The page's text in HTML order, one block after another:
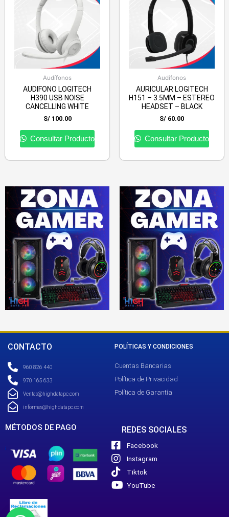
Audífonos
AUDIFONO LOGITECH
H390 USB NOISE
CANCELLING WHITE
S/100.00
Consultar Producto
Audífonos
AURICULAR LOGITECH
H151 – 3.5MM – ESTEREO
HEADSET – BLACK
S/ 60.00
Consultar Producto
CONTACTO
960 826 440
970 165 633
Ventas@highdatapc.com
informes@highdatapc.com
POLÍTICAS Y CONDICIONES
Cuentas Bancarias
Política de Privacidad
Política de Garantía
MÉTODOS DE PAGO REDES SOCIALES
Facebook
Instagram
Tiktok
YouTube